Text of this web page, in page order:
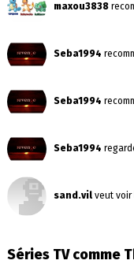
maxou3838
Seba1994
Seba1994
Seba1994
sand.vilveut voir
Séries TV comme